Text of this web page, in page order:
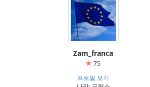
Zam_franca
75
프로필 보기